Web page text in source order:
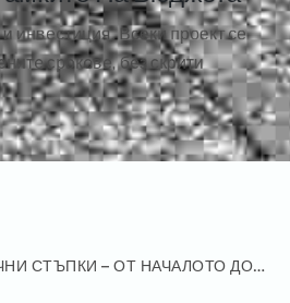
инвестиция. Всеки проект се
срокове, без скрити
СТЪПКИ – ОТ НАЧАЛОТО ДО